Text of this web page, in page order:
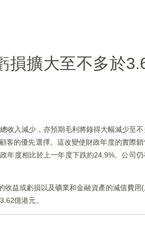
損擴大至不多於
收入減少，亦預期毛利將錄得大幅減少至
的優先選擇。這改變使財政年度的實際銷
年度相比於上一年度下跌約24.9%。公司
益或虧損以及礦業和金融資產的減值費用
億港元。